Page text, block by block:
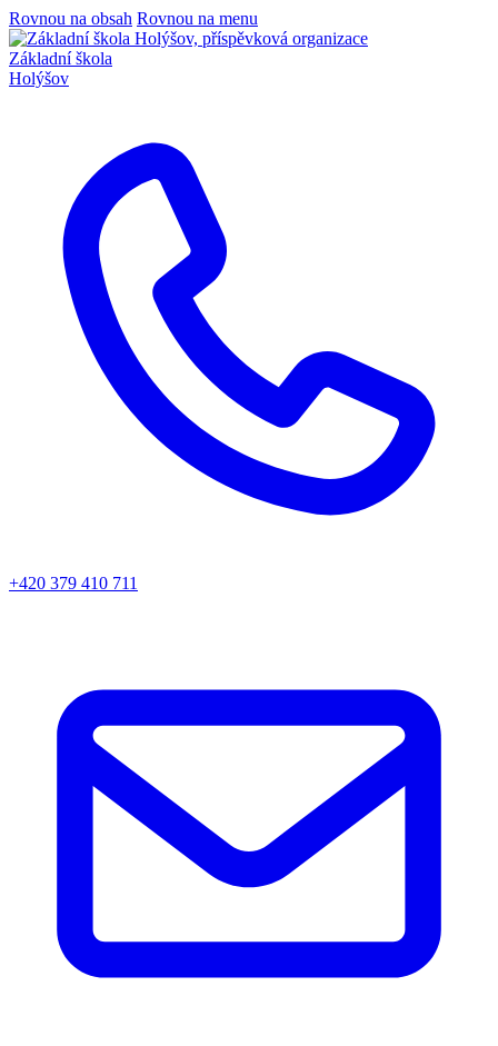
Rovnou na obsah Rovnou na menu
Základní škola
Holýšov
+420 379 410 711